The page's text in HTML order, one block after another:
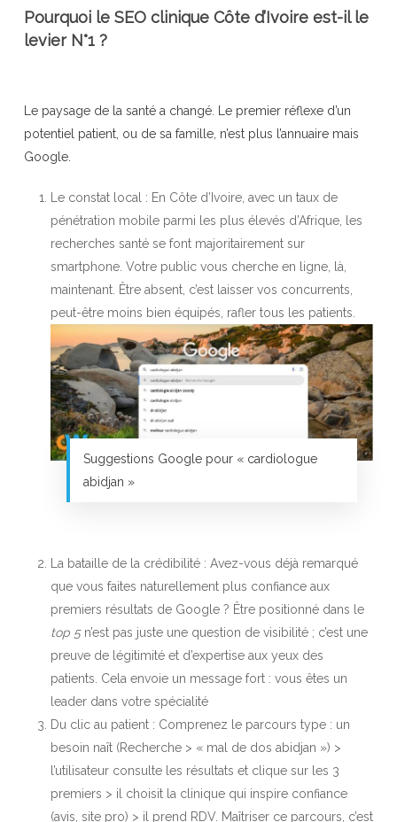
Pourquoi le SEO clinique Côte d’Ivoire est-il le
levier N°1 ?
Le paysage de la santé a changé. Le premier réflexe d’un
potentiel patient, ou de sa famille, n’est plus l’annuaire mais
Google.
Le constat local : En Côte d’Ivoire, avec un taux de
pénétration mobile parmi les plus élevés d’Afrique, les
recherches santé se font majoritairement sur
smartphone. Votre public vous cherche en ligne, là,
maintenant. Être absent, c’est laisser vos concurrents,
peut-être moins bien équipés, rafler tous les patients.
Suggestions Google pour « cardiologue
abidjan »
La bataille de la crédibilité : Avez-vous déjà remarqué
que vous faites naturellement plus confiance aux
premiers résultats de Google ? Être positionné dans le
top 5n’est pas juste une question de visibilité ; c’est une
preuve de légitimité et d’expertise aux yeux des
patients. Cela envoie un message fort : vous êtes un
leader dans votre spécialité
Du clic au patient : Comprenez le parcours type : un
besoin naît (Recherche > « mal de dos abidjan ») >
l’utilisateur consulte les résultats et clique sur les 3
premiers > il choisit la clinique qui inspire confiance
(avis, site pro) > il prend RDV. Maîtriser ce parcours, c’est